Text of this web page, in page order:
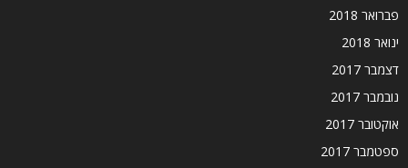
פברואר 2018
ינואר 2018
דצמבר 2017
נובמבר 2017
אוקטובר 2017
ספטמבר 2017